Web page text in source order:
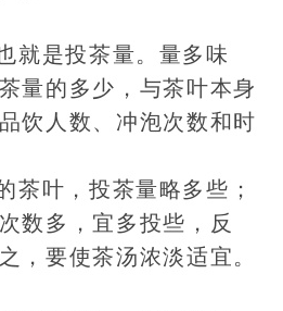
就是投茶量。量多味
量的多少，与茶叶本身
饮人数、冲泡次数和时
茶叶，投茶量略多些；
数多，宜多投些，反
，要使茶汤浓淡适宜。